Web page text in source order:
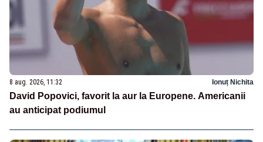
8 aug. 2026, 11:32 Ionuț Nichita
David Popovici, favorit la aur la Europene. Americanii
au anticipat podiumul